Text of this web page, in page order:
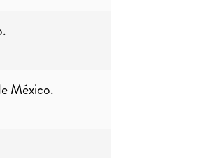
México.